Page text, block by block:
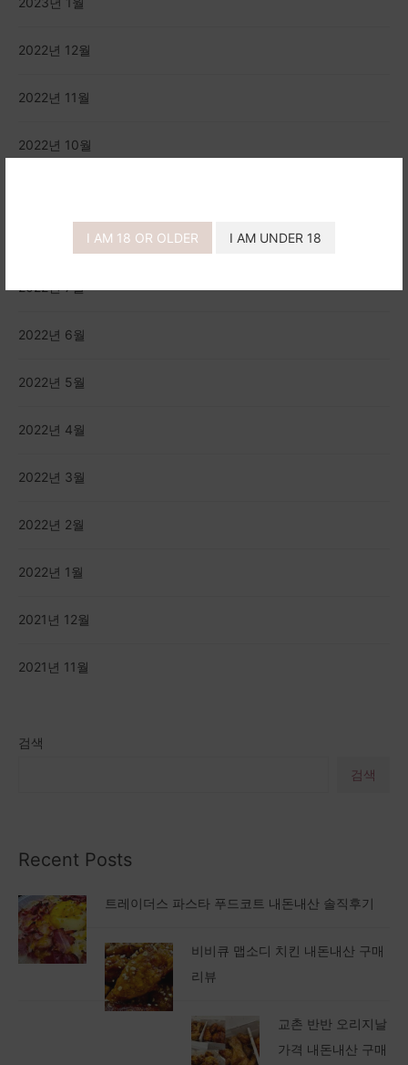
I AM 18 OR OLDER I AM UNDER 18
검색
검색
Recent Posts
트레이더스 파스타 푸드코트 내돈내산 솔직후기
비비큐 맵소디 치킨 내돈내산 구매
리뷰
교촌 반반 오리지날
가격 내돈내산 구매
2022년 12월
2022년 11월
2022년 10월
2022년 7월
2022년 6월
2022년 5월
2022년 4월
2022년 3월
2022년 2월
2022년 1월
2021년 12월
2021년 11월